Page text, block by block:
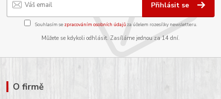
Přihlásit se
Souhlasím se zpracováním osobních údajůza účelem rozesílky newsletteru.
Můžete se kdykoli odhlásit. Zasíláme jednou za 14 dní.
O firmě